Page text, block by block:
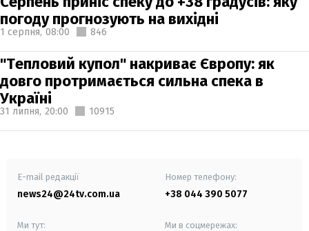
погоду прогнозують на вихідні
1 серпня, 08:00 846
"Тепловий купол" накриває Європу: як
довго протримається сильна спека в
Україні
31 липня, 20:00 10915
E-mail редакції
news24@24tv.com.ua
Номер телефону:
+38 044 390 5077
Ми тут: Ми в соцмережах: